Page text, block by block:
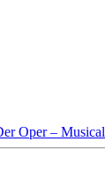
Oper – Musical